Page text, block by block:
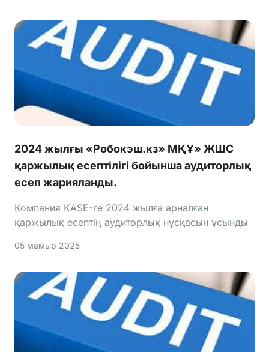
2024 жылғы «Робокэш.кз» МҚҰ» ЖШС
қаржылық есептілігі бойынша аудиторлық
есеп жарияланды.
Компания KASE-ге 2024 жылға арналған
қаржылық есептің аудиторлық нұсқасын ұсынды
05 мамыр 2025